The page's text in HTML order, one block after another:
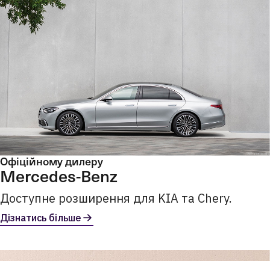
Офіційному дилеру
Mercedes-Benz
Доступне розширення для KIA та Chery.
Дізнатись більше